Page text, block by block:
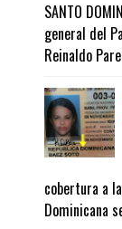
SANTO
general del
Reinaldo
cobertura a
Dominicana